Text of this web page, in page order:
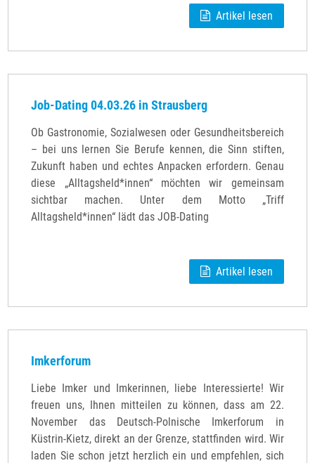
Artikel lesen
Job-Dating 04.03.26 in Strausberg
Ob Gastronomie, Sozialwesen oder Gesundheitsbereich
– bei uns lernen Sie Berufe kennen, die Sinn stiften,
Zukunft haben und echtes Anpacken erfordern. Genau
diese „Alltagsheld*innen“ möchten wir gemeinsam
sichtbar machen. Unter dem Motto „Triff
Alltagsheld*innen“ lädt das JOB-Dating
Artikel lesen
Imkerforum
Liebe Imker und Imkerinnen, liebe Interessierte! Wir
freuen uns, Ihnen mitteilen zu können, dass am 22.
November das Deutsch-Polnische Imkerforum in
Küstrin-Kietz, direkt an der Grenze, stattfinden wird. Wir
laden Sie schon jetzt herzlich ein und empfehlen, sich